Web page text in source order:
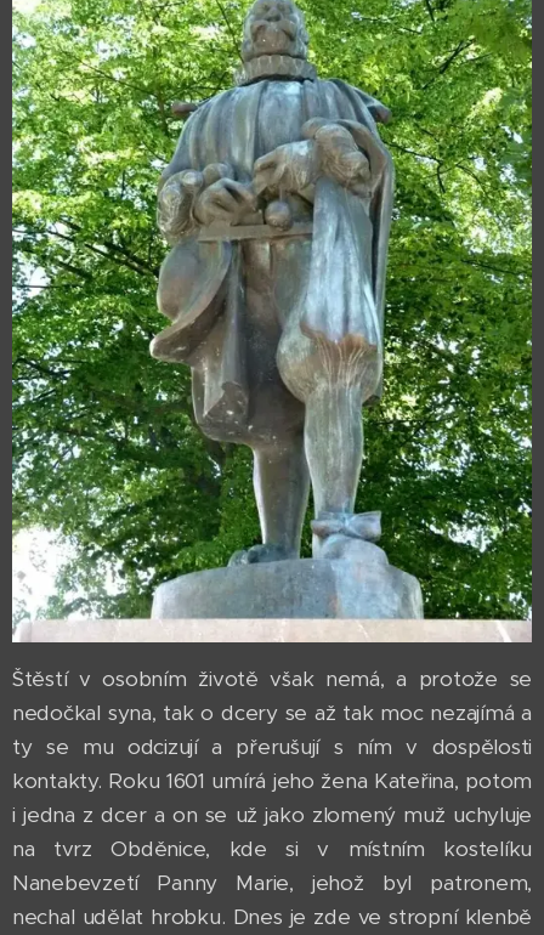
Štěstí v osobním životě však nemá, a protože se
nedočkal syna, tak o dcery se až tak moc nezajímá a
ty se mu odcizují a přerušují s ním v dospělosti
kontakty. Roku 1601 umírá jeho žena Kateřina, potom
i jedna z dcer a on se už jako zlomený muž uchyluje
na tvrz Obděnice, kde si v místním kostelíku
Nanebevzetí Panny Marie, jehož byl patronem,
nechal udělat hrobku. Dnes je zde ve stropní klenbě